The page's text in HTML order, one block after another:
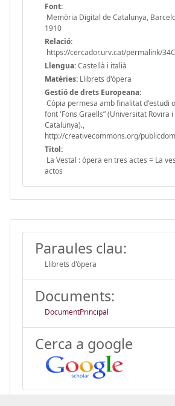
Font:
Memòria Digital de Catalunya,
1910
Relació:
https://cercador.urv.cat/permalink/
Llengua:Castellà i italià
Matèries: Llibrets d'òpera
Gestió de drets Europeana:
Còpia permesa amb finalitat d'estudi
font 'Fons Graells” (Universitat Rovira
Catalunya).,
http://creativecommons.org/
Títol:
La Vestal : òpera en tres actes = La
actos
Paraules clau:
Llibrets d'òpera
Documents:
DocumentPrincipal
Cerca a google